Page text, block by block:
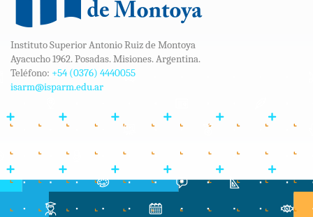
Instituto Superior Antonio Ruiz de Montoya
Ayacucho 1962. Posadas. Misiones. Argentina.
Teléfono: +54 (0376) 4440055
isarm@isparm.edu.ar